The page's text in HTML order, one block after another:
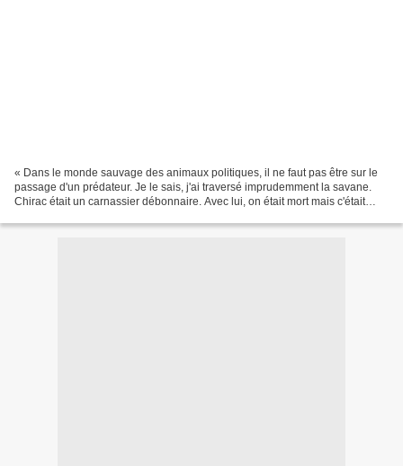
« Dans le monde sauvage des animaux politiques, il ne faut pas être sur le
passage d'un prédateur. Je le sais, j'ai traversé imprudemment la savane.
Chirac était un carnassier débonnaire. Avec lui, on était mort mais c'était